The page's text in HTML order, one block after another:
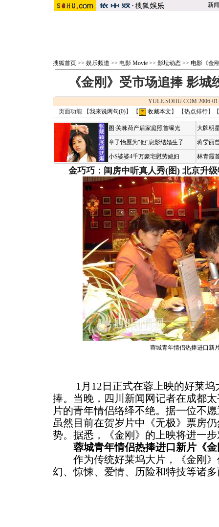
新闻
搜狐首页 >> 娱乐频道 >> 电影 Movie >> 影坛动态 >> 电影《金
《金刚》受市场追捧 影
YULE.SOHU.COM 2006-
页面功能 【我来说两句(0)】 【 收藏本文 】 【热点排行】【
图:关咏荷产后家庭照首曝光
章子怡愿为"他"息影结婚生子
小S婆婆4千万豪宅慰劳媳妇
大牌明
蒋雯丽
林青霞
金巧巧：闺房中听真人秀(图) 北京升
蓉城青年情侣热捧进口新
1月12日正式在蓉上映的好莱坞
捧。当晚，四川新闻网记者在成都
片的青年情侣络绎不绝。据一位不
虽然目前在贺岁片中《无极》票房
势。据悉，《金刚》的上映将进一
蓉城青年情侣热捧进口新片《
作为传统好莱坞大片，《金刚》
幻、惊悚、爱情、历险和特技等诸